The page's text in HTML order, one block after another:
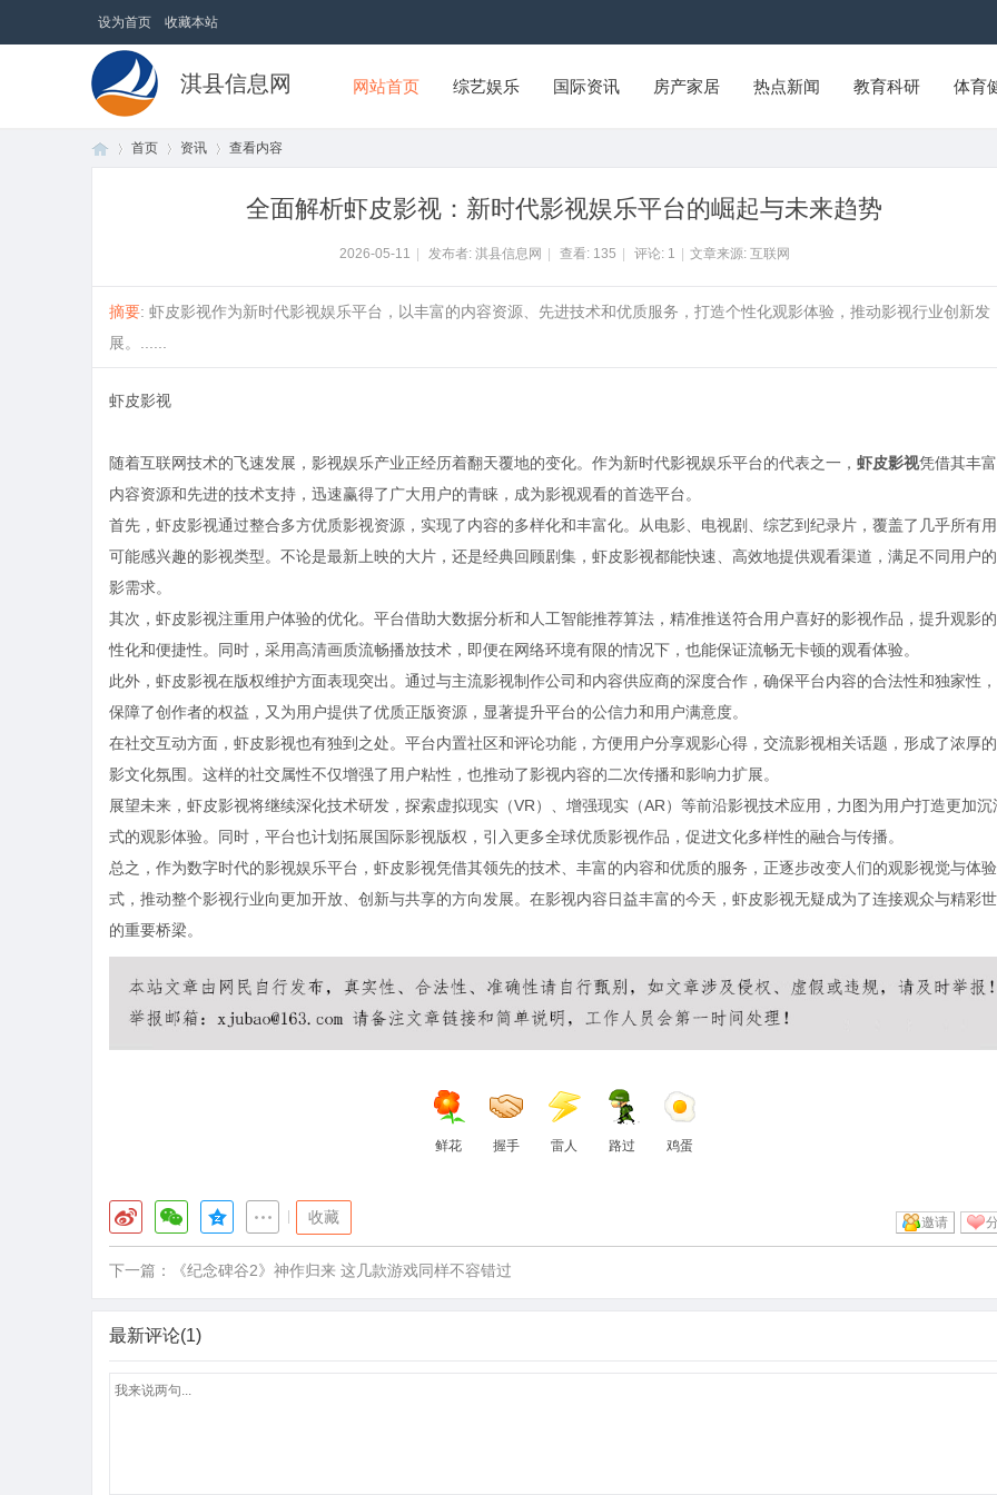
设为首页 收藏本站
淇县信息网 网站首页 综艺娱乐 国际资讯 房产家居 热点新闻 教育科研 体育
首页 资讯 查看内容
全面解析虾皮影视：新时代影视娱乐平台的崛起与未来趋势
2026-05-11 发布者: 淇县信息网 查看: 135 评论: 1 文章来源: 互联网
摘要: 虾皮影视作为新时代影视娱乐平台，以丰富的内容资源、先进技术和优质服务，打造个性化观影体验，推动影视行业创新发
展。......
虾皮影视
随着互联网技术的飞速发展，影视娱乐产业正经历着翻天覆地的变化。作为新时代影视娱乐平台的代表之一， 虾皮影视凭借其丰
内容资源和先进的技术支持，迅速赢得了广大用户的青睐，成为影视观看的首选平台。
首先，虾皮影视通过整合多方优质影视资源，实现了内容的多样化和丰富化。从电影、电视剧、综艺到纪录片，覆盖了几乎所有
可能感兴趣的影视类型。不论是最新上映的大片，还是经典回顾剧集，虾皮影视都能快速、高效地提供观看渠道，满足不同用户
影需求。
其次，虾皮影视注重用户体验的优化。平台借助大数据分析和人工智能推荐算法，精准推送符合用户喜好的影视作品，提升观影
性化和便捷性。同时，采用高清画质流畅播放技术，即便在网络环境有限的情况下，也能保证流畅无卡顿的观看体验。
此外，虾皮影视在版权维护方面表现突出。通过与主流影视制作公司和内容供应商的深度合作，确保平台内容的合法性和独家性
保障了创作者的权益，又为用户提供了优质正版资源，显著提升平台的公信力和用户满意度。
在社交互动方面，虾皮影视也有独到之处。平台内置社区和评论功能，方便用户分享观影心得，交流影视相关话题，形成了浓厚
影文化氛围。这样的社交属性不仅增强了用户粘性，也推动了影视内容的二次传播和影响力扩展。
展望未来，虾皮影视将继续深化技术研发，探索虚拟现实（VR）、增强现实（AR）等前沿影视技术应用，力图为用户打造更加沉
式的观影体验。同时，平台也计划拓展国际影视版权，引入更多全球优质影视作品，促进文化多样性的融合与传播。
总之，作为数字时代的影视娱乐平台，虾皮影视凭借其领先的技术、丰富的内容和优质的服务，正逐步改变人们的观影视觉与体
式，推动整个影视行业向更加开放、创新与共享的方向发展。在影视内容日益丰富的今天，虾皮影视无疑成为了连接观众与精彩
的重要桥梁。
鲜花 握手 雷人 路过 鸡蛋
收藏 邀请
下一篇： 《纪念碑谷2》神作归来 这几款游戏同样不容错过
最新评论(1)